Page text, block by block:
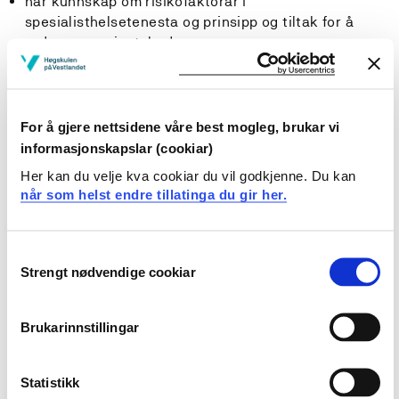
For å gjere nettsidene våre best mogleg, brukar vi
informasjonskapslar (cookiar)
Her kan du velje kva cookiar du vil godkjenne. Du kan
når som helst endre tillatinga du gir her.
Selection
Strengt nødvendige cookiar
Brukarinnstillingar
Statistikk
spesialisthelsetenesta og prinsipp og tiltak for å
redusere pasientskader
har kunnskap om helse- og sosialpolitikk, inkludert
språkbakgrunn har for sjukdomsforståing og
likeverdige tenester
Ferdigheiter:
kan finne, vurdere og vise til fagleg kunnskap og
relevante resultat frå forskings- og utviklingsarbeid